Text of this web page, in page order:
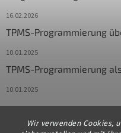
Wir verwenden Cookies,
16.02.2026
TPMS-Programmierung
10.01.2025
TPMS-Programmierung
10.01.2025
Kontakt